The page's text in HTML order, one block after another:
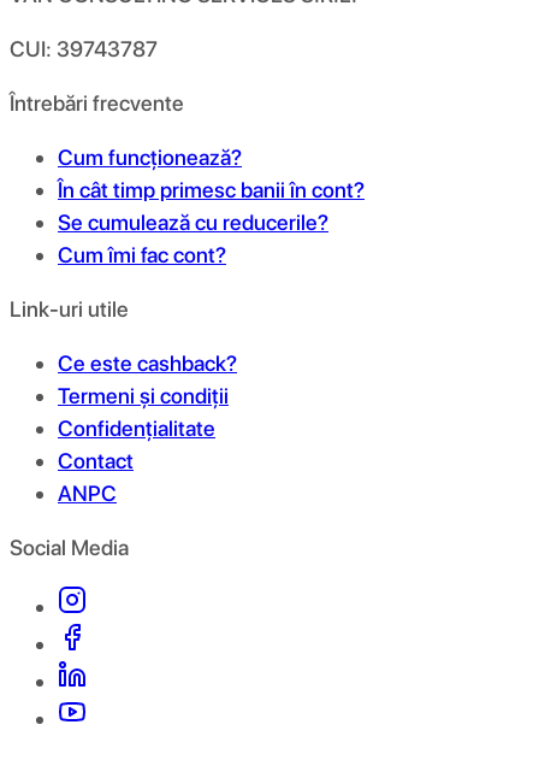
CUI: 39743787
Întrebări frecvente
Cum funcționează?
În cât timp primesc banii în cont?
Se cumulează cu reducerile?
Cum îmi fac cont?
Link-uri utile
Ce este cashback?
Termeni și condiții
Confidențialitate
Contact
ANPC
Social Media